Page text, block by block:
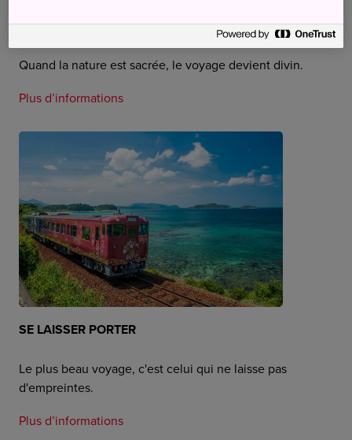
ÊTRE EN HARMONIE
Quand la nature est sacrée, le voyage devient divin.
Plus d’informations
SE LAISSER PORTER
Le plus beau voyage, c'est celui qui ne laisse pas
d'empreintes.
Plus d’informations